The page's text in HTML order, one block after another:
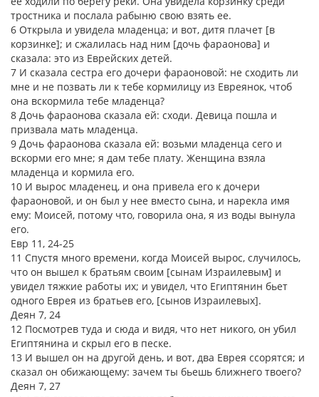
тростника и послала рабыню свою взять ее.
6 Открыла и увидела младенца; и вот, дитя плачет [в
корзинке]; и сжалилась над ним [дочь фараонова] и
сказала: это из Еврейских детей.
7 И сказала сестра его дочери фараоновой: не сходить ли
мне и не позвать ли к тебе кормилицу из Евреянок, чтоб
она вскормила тебе младенца?
8 Дочь фараонова сказала ей: сходи. Девица пошла и
призвала мать младенца.
9 Дочь фараонова сказала ей: возьми младенца сего и
вскорми его мне; я дам тебе плату. Женщина взяла
младенца и кормила его.
10 И вырос младенец, и она привела его к дочери
фараоновой, и он был у нее вместо сына, и нарекла имя
ему: Моисей, потому что, говорила она, я из воды вынула
его.
Евр 11, 24-25
11 Спустя много времени, когда Моисей вырос, случилось,
что он вышел к братьям своим [сынам Израилевым] и
увидел тяжкие работы их; и увидел, что Египтянин бьет
одного Еврея из братьев его, [сынов Израилевых].
Деян 7, 24
12 Посмотрев туда и сюда и видя, что нет никого, он убил
Египтянина и скрыл его в песке.
13 И вышел он на другой день, и вот, два Еврея ссорятся; и
сказал он обижающему: зачем ты бьешь ближнего твоего?
Деян 7, 27